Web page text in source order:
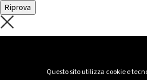
Questo sito utilizza cookie e
Riprova
C'è un problema